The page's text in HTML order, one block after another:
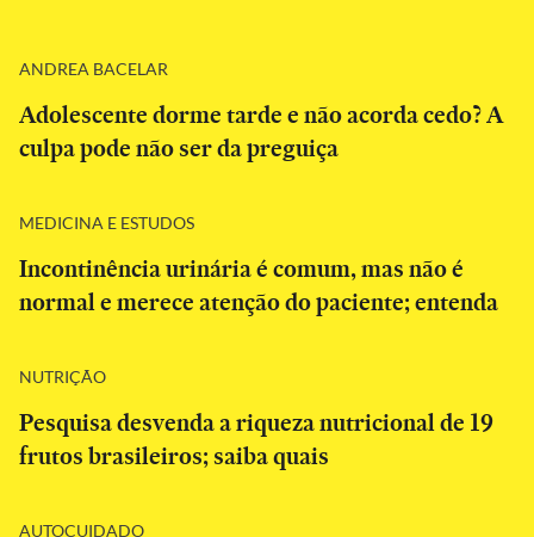
ANDREA BACELAR
Adolescente dorme tarde e não acorda cedo? A
culpa pode não ser da preguiça
MEDICINA E ESTUDOS
Incontinência urinária é comum, mas não é
normal e merece atenção do paciente; entenda
NUTRIÇÃO
Pesquisa desvenda a riqueza nutricional de 19
frutos brasileiros; saiba quais
AUTOCUIDADO